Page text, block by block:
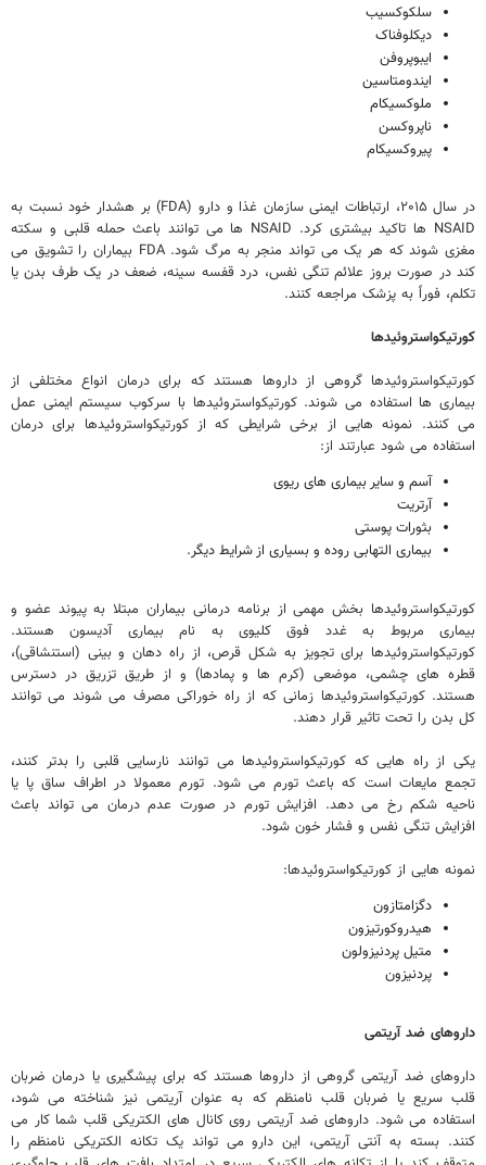
سلکوکسیب
دیکلوفناک
ایبوپروفن
ایندومتاسین
ملوکسیکام
ناپروکسن
پیروکسیکام
در سال ۲۰۱۵، ارتباطات ایمنی سازمان غذا و دارو (FDA) بر هشدار خود نسبت به
NSAID ها تاکید بیشتری کرد. NSAID ها می توانند باعث حمله قلبی و سکته
مغزی شوند که هر یک می تواند منجر به مرگ شود. FDA بیماران را تشویق می
کند در صورت بروز علائم تنگی نفس، درد قفسه سینه، ضعف در یک طرف بدن یا
تکلم، فوراً به پزشک مراجعه کنند.
کورتیکواستروئیدها
کورتیکواستروئیدها گروهی از داروها هستند که برای درمان انواع مختلفی از
بیماری ها استفاده می شوند. کورتیکواستروئیدها با سرکوب سیستم ایمنی عمل
می کنند. نمونه هایی از برخی شرایطی که از کورتیکواستروئیدها برای درمان
استفاده می شود عبارتند از:
آسم و سایر بیماری های ریوی
آرتریت
بثورات پوستی
بیماری التهابی روده و بسیاری از شرایط دیگر.
کورتیکواستروئیدها بخش مهمی از برنامه درمانی بیماران مبتلا به پیوند عضو و
بیماری مربوط به غدد فوق کلیوی به نام بیماری آدیسون هستند.
کورتیکواستروئیدها برای تجویز به شکل قرص، از راه دهان و بینی (استنشاقی)،
قطره های چشمی، موضعی (کرم ها و پمادها) و از طریق تزریق در دسترس
هستند. کورتیکواستروئیدها زمانی که از راه خوراکی مصرف می شوند می توانند
کل بدن را تحت تاثیر قرار دهند.
یکی از راه هایی که کورتیکواستروئیدها می توانند نارسایی قلبی را بدتر کنند،
تجمع مایعات است که باعث تورم می شود. تورم معمولا در اطراف ساق پا یا
ناحیه شکم رخ می دهد. افزایش تورم در صورت عدم درمان می تواند باعث
افزایش تنگی نفس و فشار خون شود.
نمونه هایی از کورتیکواستروئیدها:
دگزامتازون
هیدروکورتیزون
متیل پردنیزولون
پردنیزون
داروهای ضد آریتمی
داروهای ضد آریتمی گروهی از داروها هستند که برای پیشگیری یا درمان ضربان
قلب سریع یا ضربان قلب نامنظم که به عنوان آریتمی نیز شناخته می شود،
استفاده می شود. داروهای ضد آریتمی روی کانال های الکتریکی قلب شما کار می
کنند. بسته به آنتی آریتمی، این دارو می تواند یک تکانه الکتریکی نامنظم را